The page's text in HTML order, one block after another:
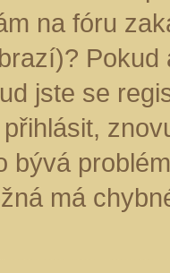
na fóru
jste se
bývá
má